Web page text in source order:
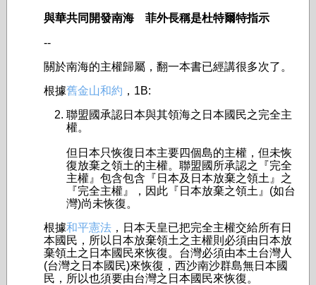
與華共同開發南海 菲外長稱是杜特爾特指示
--
關於南海的主權歸屬，翻一本書已經講很多次了。
根據舊金山和約 ，1B:
聯盟國承認日本與其領海之日本國民之完全主
權。
但日本只恢復日本主要四個島的主權，但未恢
復放棄之領土的主權。聯盟國所承認之『完全
主權』包含包含『日本及日本放棄之領土』之
『完全主權』，因此『日本放棄之領土』(如台
灣)尚未恢復。
根據和平憲法 ，日本天皇已把完全主權交給所有日
本國民，所以日本放棄領土之主權則必須由日本放
棄領土之日本國民來恢復。台灣必須由本土台灣人
(台灣之日本國民)來恢復，西沙南沙群島無日本國
民，所以也須要由台灣之日本國民來恢復。